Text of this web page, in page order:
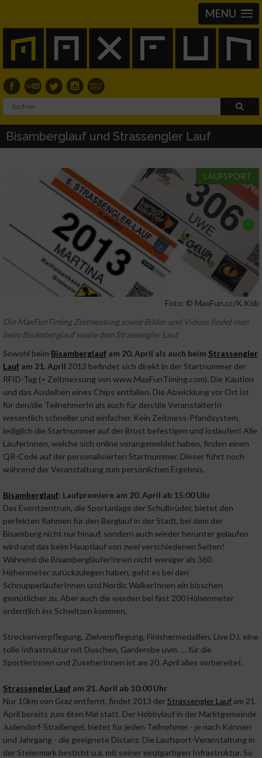
MENU
Bisamberglauf und Strassengler Lauf
LAUFSPORT
Foto: © MaxFun.cc/K.Köb
Die MaxFunTiming Zeitmessung sowie Bilder und Videos findet man
beim Bisamberglauf sowie dem Strassengler Lauf
Sowohl beim Bisamberglauf am 20. April als auch beim Strassengler
Lauf am 21. April 2013 befindet sich direkt in der Startnummer der
RFID-Tag (= Zeitmessung von www.MaxFunTiming.com). Die Kaution
und das Ausleihen eines Chips entfallen. Die Abwicklung vor Ort ist
für den/die TeilnehmerIn als auch für den/die VeranstalterIn
wesentlich schneller und einfacher. Kein Zeitmess-Pfandsystem,
lediglich die Startnummer auf der Brust befestigen und loslaufen! Alle
LäuferInnen, welche sich online vorangemeldet haben, finden einen
QR-Code auf der personalisierten Startnummer. Dieser führt noch
während der Veranstaltung zum persönlichen Ergebnis.
Bisamberglauf: Laufpremiere am 20. April ab 15:00 Uhr
Das Eventzentrum, die Sportanlage der Schulbrüder, bietet den
perfekten Rahmen für den Berglauf in der Stadt, bei dem der
Bisamberg nicht nur hinauf, sondern auch wieder herunter gelaufen
wird und das beim Hauptlauf von zwei verschiedenen Seiten!
Während die BisambergläuferInnen nicht weniger als 360
Höhenmeter zurückzulegen haben, geht es bei den
SchnupperläuferInnen und Nordic WalkerInnen ein bisschen
gemütlicher zu. Aber auch die werden bei fast 200 Höhenmeter
ordentlich ins Schwitzen kommen.
Streckenverpflegung, Zielverpflegung, Finishermedaillen, Live DJ, eine
tolle Infrastruktur mit Duschen, Garderobe uvm. … für die
SportlerInnen und ZuseherInnen ist am 20. April alles vorbereitet.
Strassengler Lauf am 21. April ab 10:00 Uhr
Nur 10km von Graz entfernt, findet 2013 derStrassengler Laufam 21.
April bereits zum 6ten Mal statt. Der Hobbylauf in der Marktgemeinde
Judendorf-Straßengel, bietet für jeden Teilnehmer - je nach Können
und Jahrgang - die geeignete Distanz. Die Laufsport-Veranstaltung in
der Steiermark besticht u.a. mit seiner einzigartigen Infrastruktur. So